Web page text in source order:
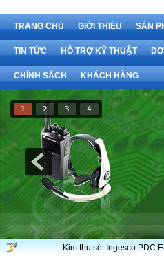
TRANG CHỦ GIỚI THIỆU SẢN
TIN TỨC HỖ TRỢ KỸ THUẬT
CHÍNH SÁCH KHÁCH HÀNG
1 2 3 4
Kim thu sét Ingesco PDC